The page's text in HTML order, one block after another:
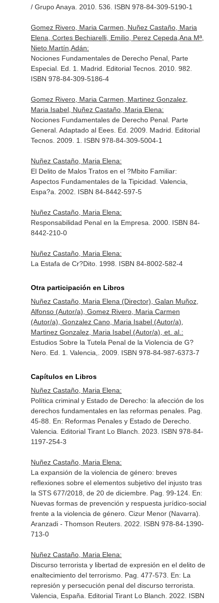
/ Grupo Anaya. 2010. 536. ISBN 978-84-309-5190-1
Gomez Rivero, Maria Carmen, Nuñez Castaño, Maria
Elena, Cortes Bechiarelli, Emilio, Perez Cepeda,Ana Mª,
Nieto Martín,Adán:
Nociones Fundamentales de Derecho Penal, Parte
Especial. Ed. 1. Madrid. Editorial Tecnos. 2010. 982.
ISBN 978-84-309-5186-4
Gomez Rivero, Maria Carmen, Martinez Gonzalez,
Maria Isabel, Nuñez Castaño, Maria Elena:
Nociones Fundamentales de Derecho Penal. Parte
General. Adaptado al Eees. Ed. 2009. Madrid. Editorial
Tecnos. 2009. 1. ISBN 978-84-309-5004-1
Nuñez Castaño, Maria Elena:
El Delito de Malos Tratos en el ?Mbito Familiar:
Aspectos Fundamentales de la Tipicidad. Valencia,
Espa?a. 2002. ISBN 84-8442-597-5
Nuñez Castaño, Maria Elena:
Responsabilidad Penal en la Empresa. 2000. ISBN 84-
8442-210-0
Nuñez Castaño, Maria Elena:
La Estafa de Cr?Dito. 1998. ISBN 84-8002-582-4
Otra participación en Libros
Nuñez Castaño, Maria Elena (Director), Galan Muñoz,
Alfonso (Autor/a), Gomez Rivero, Maria Carmen
(Autor/a), Gonzalez Cano, Maria Isabel (Autor/a),
Martinez Gonzalez, Maria Isabel (Autor/a), et. al.:
Estudios Sobre la Tutela Penal de la Violencia de G?
Nero. Ed. 1. Valencia,. 2009. ISBN 978-84-987-6373-7
Capítulos en Libros
Nuñez Castaño, Maria Elena:
Política criminal y Estado de Derecho: la afección de los
derechos fundamentales en las reformas penales. Pag.
45-88. En: Reformas Penales y Estado de Derecho.
Valencia. Editorial Tirant Lo Blanch. 2023. ISBN 978-84-
1197-254-3
Nuñez Castaño, Maria Elena:
La expansión de la violencia de género: breves
reflexiones sobre el elementos subjetivo del injusto tras
la STS 677/2018, de 20 de diciembre. Pag. 99-124. En:
Nuevas formas de prevención y respuesta jurídico-social
frente a la violencia de género. Cizur Menor (Navarra).
Aranzadi - Thomson Reuters. 2022. ISBN 978-84-1390-
713-0
Nuñez Castaño, Maria Elena:
Discurso terrorista y libertad de expresión en el delito de
enaltecimiento del terrorismo. Pag. 477-573. En: La
represión y persecución penal del discurso terrorista
Valencia, España. Editorial Tirant Lo Blanch. 2022. ISBN